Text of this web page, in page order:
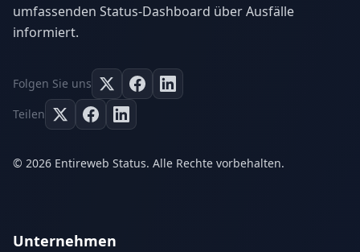
umfassenden Status-Dashboard über Ausfälle
informiert.
Folgen Sie uns
Teilen
© 2026 Entireweb Status. Alle Rechte vorbehalten.
Unternehmen